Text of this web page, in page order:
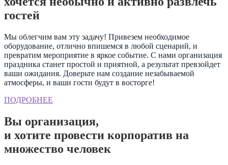
гостей
Мы облегчим вам эту задачу! Привезем необходимое
оборудование, отлично впишемся в любой сценарий, и
превратим мероприятие в яркое событие. С нами организация
праздника станет простой и приятной, а результат превзойдет
ваши ожидания. Доверьте нам создание незабываемой
атмосферы, и ваши гости будут в восторге!
ПОДРОБНЕЕ
Вы организация,
и хотите провести корпоратив на
множество человек